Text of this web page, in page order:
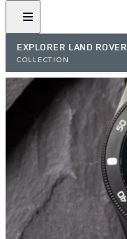
EXPLORER LAND ROVER
COLLECTION